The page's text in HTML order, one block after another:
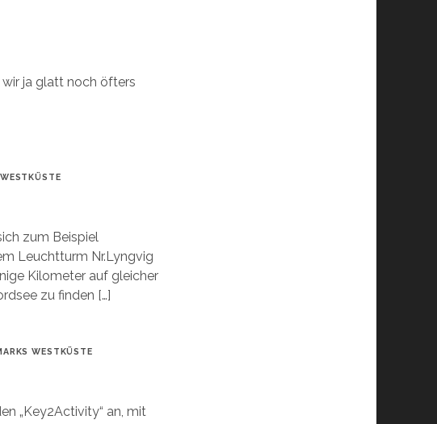
ja glatt noch öfters
zum Beispiel
Leuchtturm Nr.Lyngvig
Kilometer auf gleicher
zu finden […]
WESTKÜSTE
„Key2Activity“ an, mit